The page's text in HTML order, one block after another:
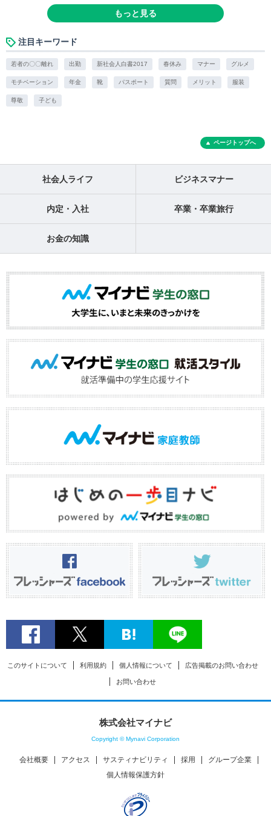
もっと見る
注目キーワード
若者の〇〇離れ 出勤 新社会人白書2017 春休み マナー グルメ
モチベーション 年金 靴 パスポート 質問 メリット 服装
尊敬 子ども
ページトップへ
社会人ライフ ビジネスマナー
内定・入社 卒業・卒業旅行
お金の知識
このサイトについて 利用規約 個人情報について 広告掲載のお問い合わせ
お問い合わせ
株式会社マイナビ
Copyright © Mynavi Corporation
会社概要 アクセス サスティナビリティ 採用
グループ企業
個人情報保護方針